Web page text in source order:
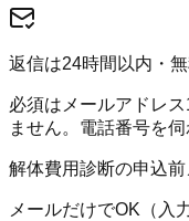
返信は24時間以内・
必須はメールアドレ
ません。電話番号を
解体費用診断の申込
メールだけでOK（入